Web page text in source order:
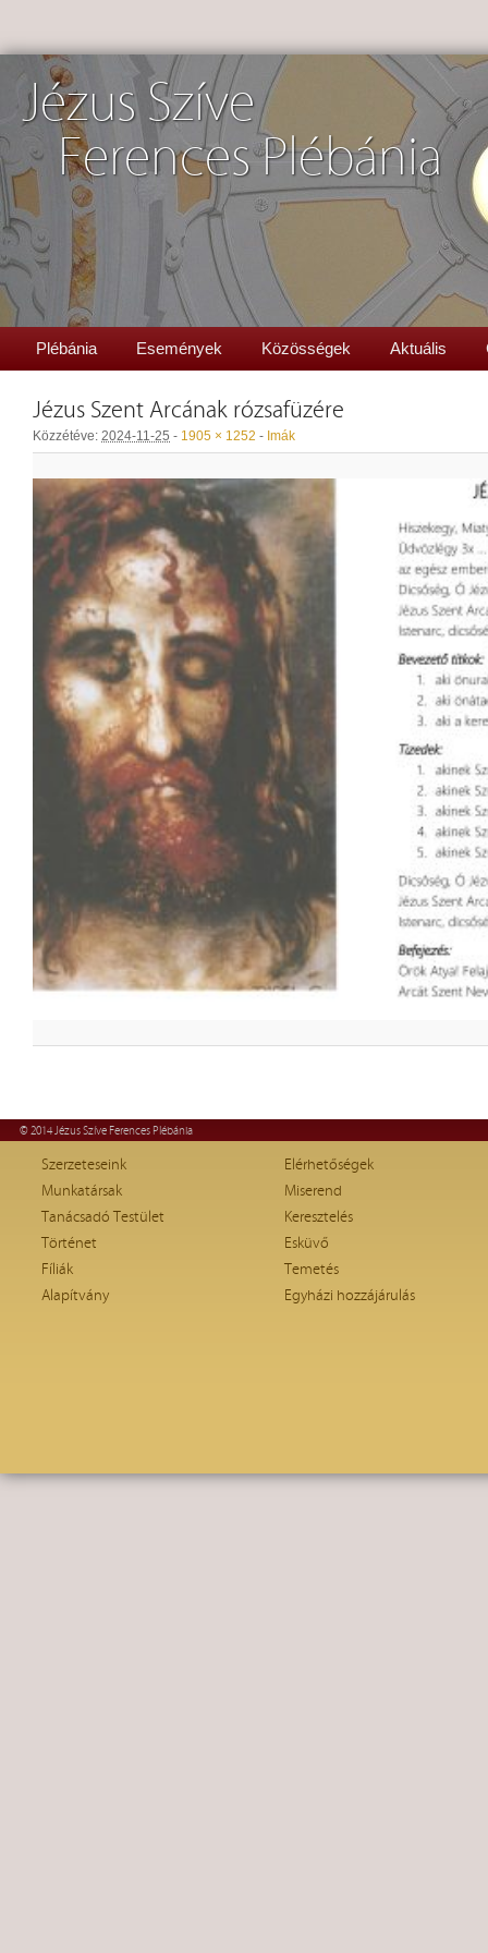
Jézus Szíve
Ferences Plébánia
Plébánia Események Közösségek Aktuális
Jézus Szent Arcának rózsafüzére
Közzétéve: 2024-11-25 - 1905 × 1252 - Imák
© 2014 Jézus Szíve Ferences Plébánia
Szerzeteseink
Munkatársak
Tanácsadó Testület
Történet
Fíliák
Alapítvány
Elérhetőségek
Miserend
Keresztelés
Esküvő
Temetés
Egyházi hozzájárulás